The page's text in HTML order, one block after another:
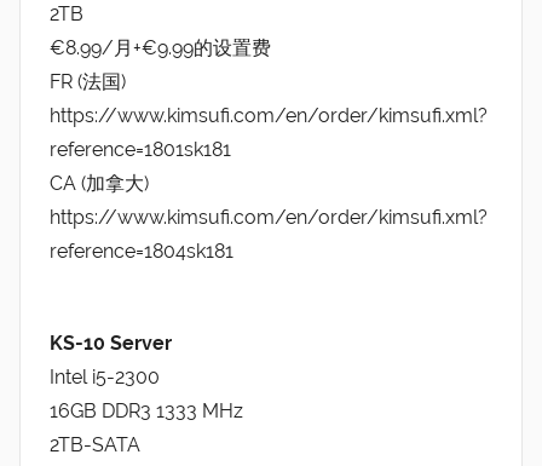
2TB
€8.99/月+€9.99的设置费
FR (法国)
https://www.kimsufi.com/en/order/kimsufi.xml?
reference=1801sk181
CA (加拿大)
https://www.kimsufi.com/en/order/kimsufi.xml?
reference=1804sk181
KS-10 Server
Intel i5-2300
16GB DDR3 1333 MHz
2TB-SATA